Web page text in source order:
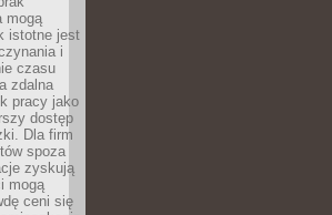
mogą
istotne jest
i
czasu
zdalna
pracy jako
dostęp
Dla firm
spoza
zyskują
mogą
ceni się